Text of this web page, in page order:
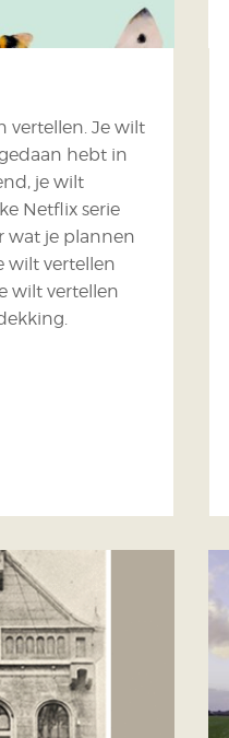
vertellen. Je wilt
hebt in
je wilt
Netflix serie
wat je plannen
wilt vertellen
wilt vertellen